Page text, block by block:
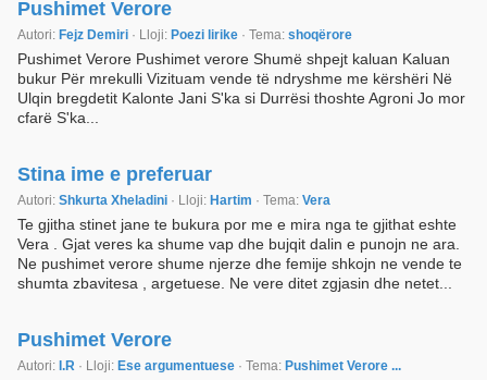
Pushimet Verore
Autori: Fejz Demiri · Lloji: Poezi lirike · Tema: shoqërore
Pushimet Verore Pushimet verore Shumë shpejt kaluan Kaluan
bukur Për mrekulli Vizituam vende të ndryshme me kërshëri Në
Ulqin bregdetit Kalonte Jani S'ka si Durrësi thoshte Agroni Jo mor
cfarë S'ka...
Stina ime e preferuar
Autori: Shkurta Xheladini · Lloji: Hartim · Tema: Vera
Te gjitha stinet jane te bukura por me e mira nga te gjithat eshte
Vera . Gjat veres ka shume vap dhe bujqit dalin e punojn ne ara.
Ne pushimet verore shume njerze dhe femije shkojn ne vende te
shumta zbavitesa , argetuese. Ne vere ditet zgjasin dhe netet...
Pushimet Verore
Autori: I.R · Lloji: Ese argumentuese · Tema: Pushimet Verore ...